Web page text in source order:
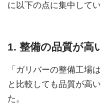
に以下の点に集中してい
1. 整備の品質が高
「ガリバーの整備工場
と比較しても品質が高
た。